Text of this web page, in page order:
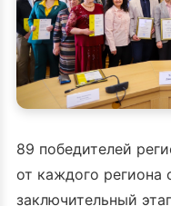
89 победителей
от каждого региона
заключительный